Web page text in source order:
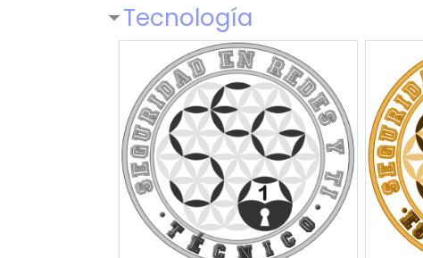
Tecnología